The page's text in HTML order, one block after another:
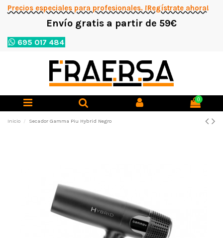
Precios especiales para profesionales. ¡Regístrate ahora!
Envío gratis a partir de 59€
695 017 484
0
Inicio Secador Gamma Piu Hybrid Negro